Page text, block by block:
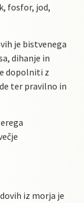
fosfor, jod,
je bistvenega
dihanje in
dopolniti z
ter pravilno in
iz morja je